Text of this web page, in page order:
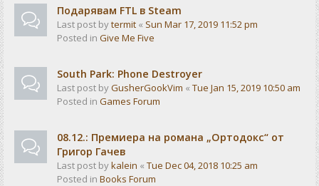
Подарявам FTL в Steam
Last post bytermit « Sun Mar 17, 2019 11:52 pm
Posted in Give Me Five
South Park: Phone Destroyer
Last post byGusherGookVim « Tue Jan 15, 2019 10:50 am
Posted in Games Forum
08.12.: Премиера на романа „Ортодокс“ от
Григор Гачев
Last post bykalein « Tue Dec 04, 2018 10:25 am
Posted in Books Forum